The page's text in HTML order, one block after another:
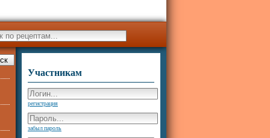
Участникам
регистрация
забыл пароль